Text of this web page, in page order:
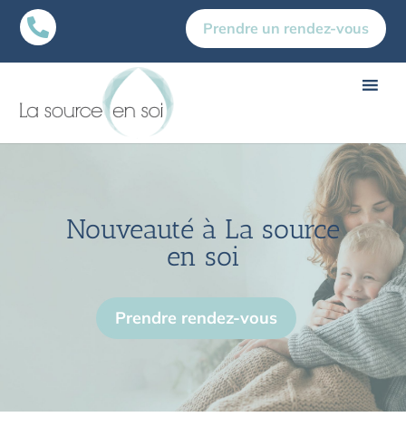
 Prendre un rendez-vous
Nouveauté à La source
en soi
Prendre rendez-vous